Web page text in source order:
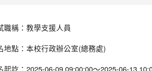
職稱：教學支援人員
地點：本校行政辦公室(總務處)
起訖：2025-06-09 09:00:00～2025-06-13